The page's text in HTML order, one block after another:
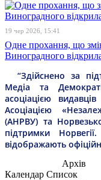
19 чер 2026, 15:41
Одне прохання, що
Виноградного
“Здійснено за
Медіа та
асоціацією
Асоціацією
(АНРВУ) та
підтримки
відображають
Архів
Календар Список